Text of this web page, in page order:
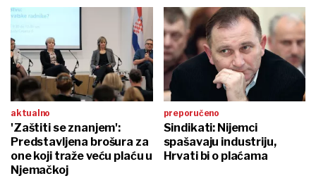
aktualno
'Zaštiti se znanjem':
Predstavljena brošura za
one koji traže veću plaću u
Njemačkoj
preporučeno
Sindikati: Nijemci
spašavaju industriju,
Hrvati bi o plaćama